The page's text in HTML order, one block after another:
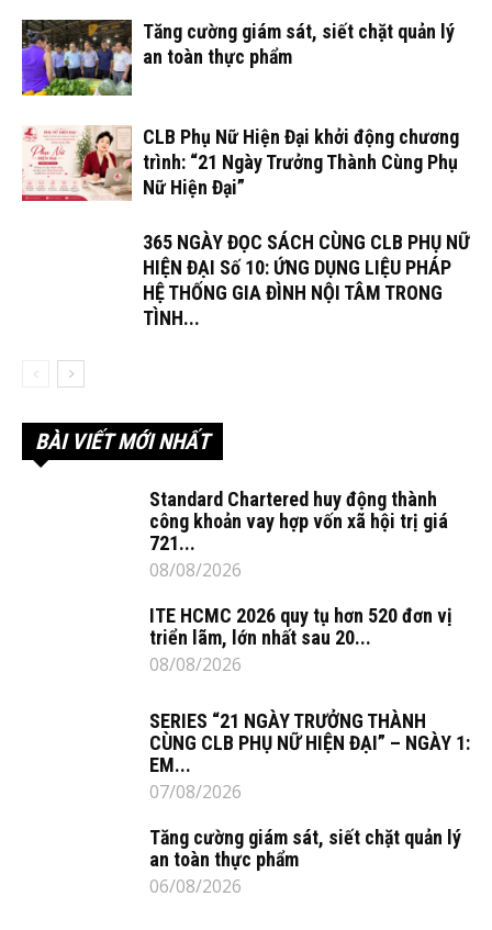
Tăng cường giám sát, siết chặt quản lý
an toàn thực phẩm
CLB Phụ Nữ Hiện Đại khởi động chương
trình: “21 Ngày Trưởng Thành Cùng Phụ
Nữ Hiện Đại”
365 NGÀY ĐỌC SÁCH CÙNG CLB PHỤ NỮ
HIỆN ĐẠI Số 10: ỨNG DỤNG LIỆU PHÁP
HỆ THỐNG GIA ĐÌNH NỘI TÂM TRONG
TÌNH...
BÀI VIẾT MỚI NHẤT
Standard Chartered huy động thành
công khoản vay hợp vốn xã hội trị giá
721...
08/08/2026
ITE HCMC 2026 quy tụ hơn 520 đơn vị
triển lãm, lớn nhất sau 20...
08/08/2026
SERIES “21 NGÀY TRƯỞNG THÀNH
CÙNG CLB PHỤ NỮ HIỆN ĐẠI” – NGÀY 1:
EM...
07/08/2026
Tăng cường giám sát, siết chặt quản lý
an toàn thực phẩm
06/08/2026